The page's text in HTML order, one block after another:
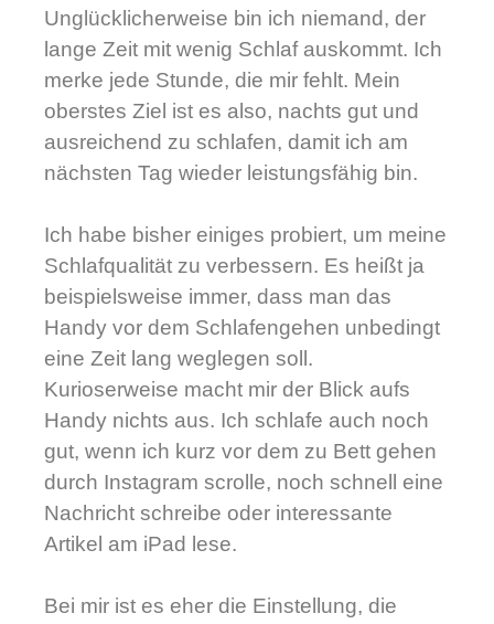
Unglücklicherweise bin ich niemand, der
lange Zeit mit wenig Schlaf auskommt. Ich
merke jede Stunde, die mir fehlt. Mein
oberstes Ziel ist es also, nachts gut und
ausreichend zu schlafen, damit ich am
nächsten Tag wieder leistungsfähig bin.
Ich habe bisher einiges probiert, um meine
Schlafqualität zu verbessern. Es heißt ja
beispielsweise immer, dass man das
Handy vor dem Schlafengehen unbedingt
eine Zeit lang weglegen soll.
Kurioserweise macht mir der Blick aufs
Handy nichts aus. Ich schlafe auch noch
gut, wenn ich kurz vor dem zu Bett gehen
durch Instagram scrolle, noch schnell eine
Nachricht schreibe oder interessante
Artikel am iPad lese.
Bei mir ist es eher die Einstellung, die